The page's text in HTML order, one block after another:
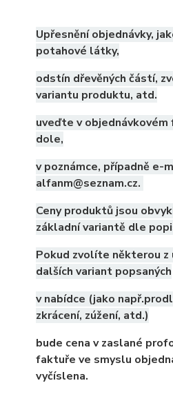
Upřesnění objednávky,
potahové látky,
odstín dřevěných částí,
variantu produktu, atd.
uveďte v objednávkovém
dole,
v poznámce, případně e-
alfanm@seznam.cz.
Ceny produktů jsou
základní variantě dle
Pokud zvolíte některou z
dalších variant popsaných
v nabídce (jako
zkrácení, zúžení, atd.)
bude cena v zaslané
faktuře ve smyslu
vyčíslena.